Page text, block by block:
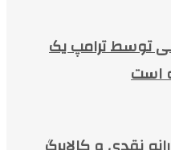
توسط ترامپ یک
است